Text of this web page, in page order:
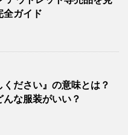
全ガイド
ください』の意味とは？
な服装がいい？